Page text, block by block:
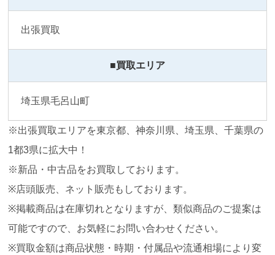
出張買取
■買取エリア
埼玉県毛呂山町
※出張買取エリアを東京都、神奈川県、埼玉県、千葉県の
1都3県に拡大中！
※新品・中古品をお買取しております。
※店頭販売、ネット販売もしております。
※掲載商品は在庫切れとなりますが、類似商品のご提案は
可能ですので、お気軽にお問い合わせください。
※買取金額は商品状態・時期・付属品や流通相場により変